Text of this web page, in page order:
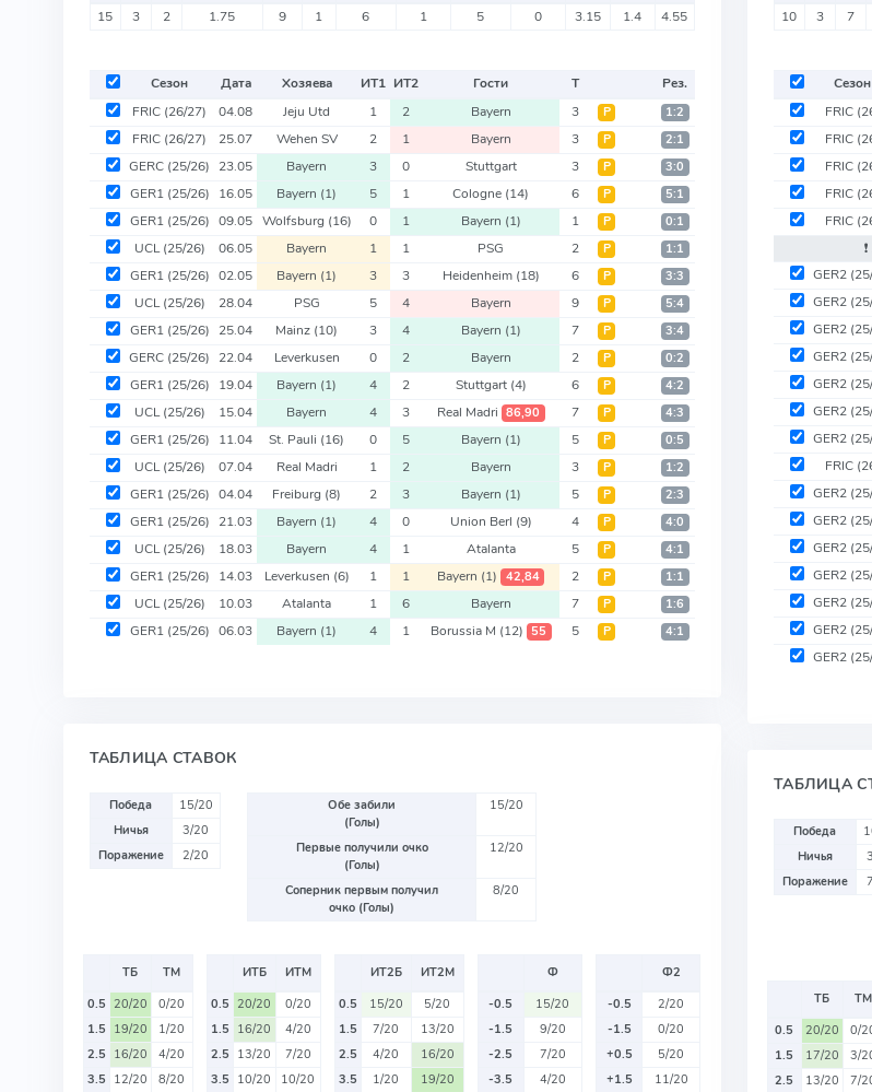
15 3 2 1.75 9 1 6 1 5 0 3.15 1.4 4.55
Сезон Дата Хозяева ИТ1 ИТ2 Гости Т
Рез.
FRIC (26/27) 04.08 Jeju Utd 1 2 Bayern 3 Р 1:2
FRIC (26/27) 25.07 Wehen SV 2 1 Bayern 3 Р 2:1
GERC (25/26) 23.05 Bayern 3 0 Stuttgart 3 Р 3:0
GER1 (25/26) 16.05 Bayern (1) 5 1 Cologne (14) 6 Р 5:1
GER1 (25/26) 09.05 Wolfsburg (16) 0 1 Bayern (1) 1 Р 0:1
UCL(25/26) 06.05 Bayern 1 1 PSG 2 Р 1:1
GER1 (25/26) 02.05 Bayern (1) 3 3 Heidenheim (18) 6 Р 3:3
UCL(25/26) 28.04 PSG 5 4 Bayern 9 Р 5:4
GER1 (25/26) 25.04 Mainz (10) 3 4 Bayern (1) 7 Р 3:4
GERC (25/26) 22.04 Leverkusen 0 2 Bayern 2 Р 0:2
GER1 (25/26) 19.04 Bayern (1) 4 2 Stuttgart (4) 6 Р 4:2
UCL(25/26) 15.04 Bayern 4 3 Real Madri 86,90 7 Р 4:3
GER1 (25/26) 11.04 St. Pauli (16) 0 5 Bayern (1) 5 Р 0:5
UCL(25/26) 07.04 Real Madri 1 2 Bayern 3 Р 1:2
GER1 (25/26) 04.04 Freiburg (8) 2 3 Bayern (1) 5 Р 2:3
GER1 (25/26) 21.03 Bayern (1) 4 0 Union Berl (9) 4 Р 4:0
UCL(25/26) 18.03 Bayern 4 1 Atalanta 5 Р 4:1
GER1 (25/26) 14.03 Leverkusen (6) 1 1 Bayern (1) 42,84 2 Р 1:1
UCL(25/26) 10.03 Atalanta 1 6 Bayern 7 Р 1:6
GER1 (25/26) 06.03 Bayern (1) 4 1 Borussia M (12) 55 5 Р 4:1
ТАБЛИЦА СТАВОК
Победа
15/20
Ничья
3/20
Поражение
2/20
Обе забили
(Голы)
15/20
Первые получили очко
(Голы)
12/20
Соперник первым получил
очко (Голы)
8/20
ТБ
ТМ
0.5 20/20
0/20
1.5 19/20
1/20
2.5 16/20
4/20
3.5 12/20
8/20
ИТБ
ИТМ
0.5 20/20
0/20
1.5 16/20
4/20
2.5 13/20
7/20
3.5 10/20
10/20
ИТ2Б
ИТ2М
0.5
15/20
5/20
1.5
7/20
13/20
2.5
4/20
16/20
3.5
1/20
19/20
Ф
-0.5
15/20
-1.5
9/20
-2.5
7/20
-3.5
4/20
Ф2
-0.5
2/20
-1.5
0/20
+0.5
5/20
+1.5
11/20
10 3 7
Сезон
FRIC
FRIC
FRIC
FRIC
FRIC
GER2
GER2
GER2
GER2
GER2
GER2
GER2
FRIC
GER2
GER2
GER2
GER2
GER2
GER2
GER2
ТАБЛИЦА
Победа
Ничья
Поражение
ТБ
ТМ
0.5
20/20
0/
1.5
17/20
3/
2.5
13/20
7/